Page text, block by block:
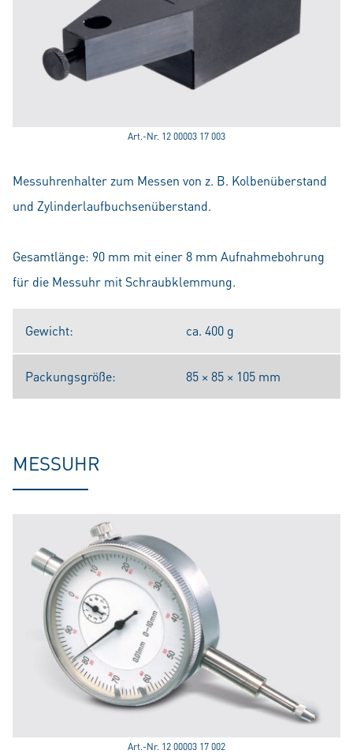
Art.-Nr. 12 00003 17 003
Messuhrenhalter zum Messen von z. B. Kolbenüberstand
und Zylinderlaufbuchsenüberstand.
Gesamtlänge: 90 mm mit einer 8 mm Aufnahmebohrung
für die Messuhr mit Schraubklemmung.
Gewicht: ca. 400 g
Packungsgröße: 85 × 85 × 105 mm
MESSUHR
Art.-Nr. 12 00003 17 002